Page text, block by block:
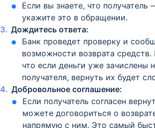
Если вы знаете, что получатель
укажите это в обращении.
Дождитесь ответа:
Банк проведет проверку и
возможности возврата
что если деньги уже зачислены
получателя, вернуть их будет
Добровольное соглашение:
Если получатель согласен
можете договориться о
напрямую с ним. Это самый